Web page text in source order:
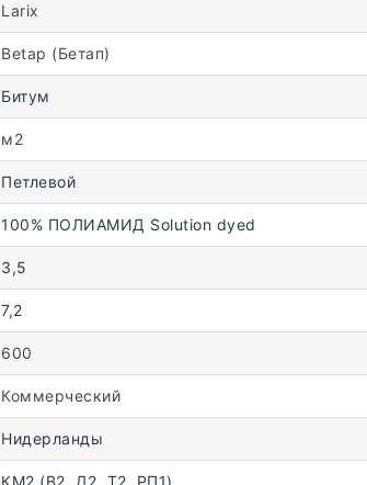
Larix
Betap (Бетап)
Битум
м2
Петлевой
100% ПОЛИАМИД Solution dyed
3,5
7,2
600
Коммерческий
Нидерланды
КМ2 (В2, Д2, Т2, РП1)